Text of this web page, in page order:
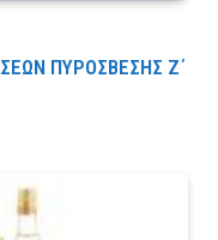
ΠΥΡΟΣΒΕΣΗΣ Ζ΄